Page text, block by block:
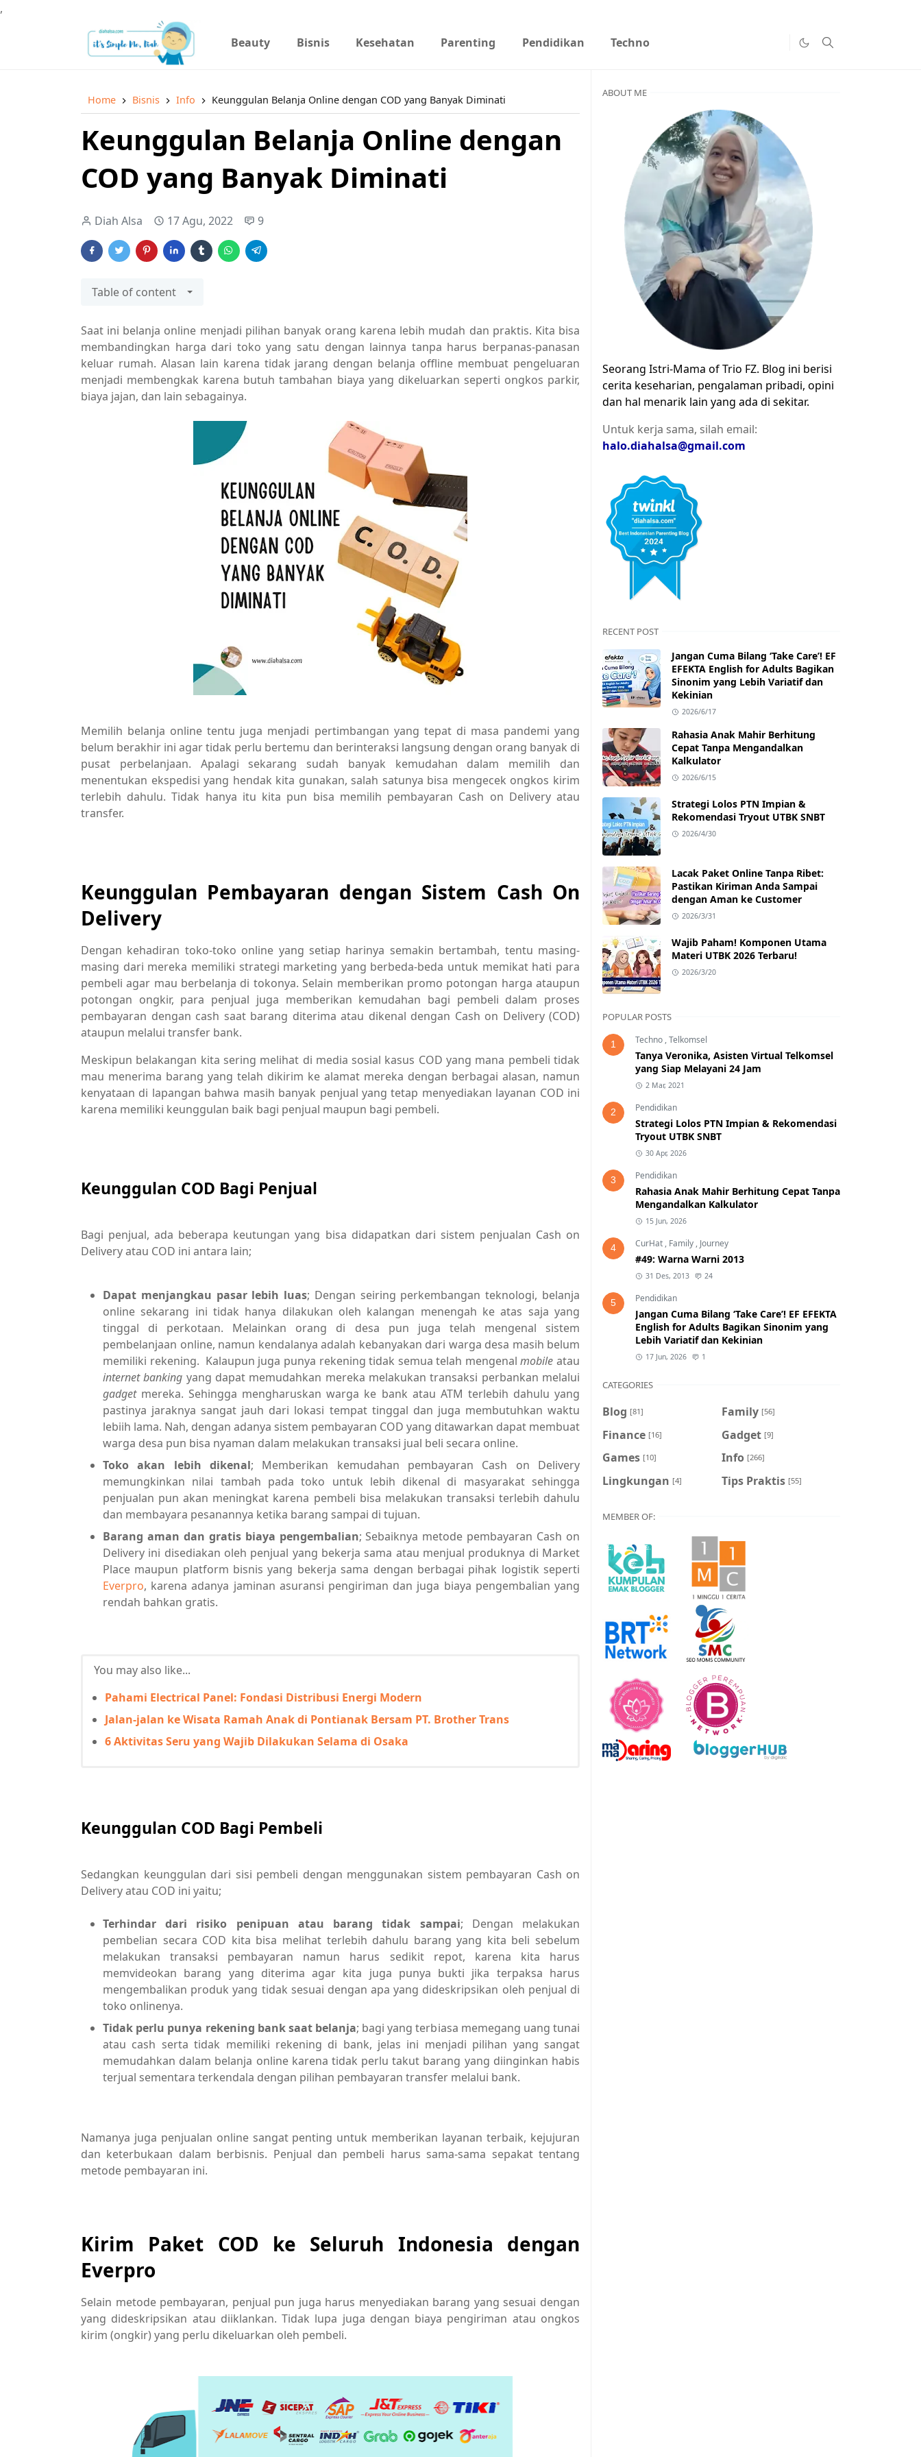
,
Beauty Bisnis Kesehatan Parenting Pendidikan Techno
Home Bisnis Info Keunggulan Belanja Online dengan COD yang Banyak Diminati
Keunggulan Belanja Online dengan
COD yang Banyak Diminati
Diah Alsa 17 Agu, 2022 9
Table of content
Saat ini belanja online menjadi pilihan banyak orang karena lebih mudah dan praktis. Kita bisa
membandingkan harga dari toko yang satu dengan lainnya tanpa harus berpanas-panasan
keluar rumah. Alasan lain karena tidak jarang dengan belanja offline membuat pengeluaran
menjadi membengkak karena butuh tambahan biaya yang dikeluarkan seperti ongkos parkir,
biaya jajan, dan lain sebagainya.
Memilih belanja online tentu juga menjadi pertimbangan yang tepat di masa pandemi yang
belum berakhir ini agar tidak perlu bertemu dan berinteraksi langsung dengan orang banyak di
pusat perbelanjaan. Apalagi sekarang sudah banyak kemudahan dalam memilih dan
menentukan ekspedisi yang hendak kita gunakan, salah satunya bisa mengecek ongkos kirim
terlebih dahulu. Tidak hanya itu kita pun bisa memilih pembayaran Cash on Delivery atau
transfer.
Keunggulan Pembayaran dengan Sistem Cash On
Delivery
Dengan kehadiran toko-toko online yang setiap harinya semakin bertambah, tentu masing-
masing dari mereka memiliki strategi marketing yang berbeda-beda untuk memikat hati para
pembeli agar mau berbelanja di tokonya. Selain memberikan promo potongan harga ataupun
potongan ongkir, para penjual juga memberikan kemudahan bagi pembeli dalam proses
pembayaran dengan cash saat barang diterima atau dikenal dengan Cash on Delivery (COD)
ataupun melalui transfer bank.
Meskipun belakangan kita sering melihat di media sosial kasus COD yang mana pembeli tidak
mau menerima barang yang telah dikirim ke alamat mereka dengan berbagai alasan, namun
kenyataan di lapangan bahwa masih banyak penjual yang tetap menyediakan layanan COD ini
karena memiliki keunggulan baik bagi penjual maupun bagi pembeli.
Keunggulan COD Bagi Penjual
Bagi penjual, ada beberapa keutungan yang bisa didapatkan dari sistem penjualan Cash on
Delivery atau COD ini antara lain;
Dapat menjangkau pasar lebih luas; Dengan seiring perkembangan teknologi, belanja
online sekarang ini tidak hanya dilakukan oleh kalangan menengah ke atas saja yang
tinggal di perkotaan. Melainkan orang di desa pun juga telah mengenal sistem
pembelanjaan online, namun kendalanya adalah kebanyakan dari warga desa masih belum
memiliki rekening. Kalaupun juga punya rekening tidak semua telah mengenalmobileatau
internet banking yang dapat memudahkan mereka melakukan transaksi perbankan melalui
gadgetmereka. Sehingga mengharuskan warga ke bank atau ATM terlebih dahulu yang
pastinya jaraknya sangat jauh dari lokasi tempat tinggal dan juga membutuhkan waktu
lebiih lama. Nah, dengan adanya sistem pembayaran COD yang ditawarkan dapat membuat
warga desa pun bisa nyaman dalam melakukan transaksi jual beli secara online.
Toko akan lebih dikenal; Memberikan kemudahan pembayaran Cash on Delivery
memungkinkan nilai tambah pada toko untuk lebih dikenal di masyarakat sehingga
penjualan pun akan meningkat karena pembeli bisa melakukan transaksi terlebih dahulu
dan membayara pesanannya ketika barang sampai di tujuan.
Barang aman dan gratis biaya pengembalian; Sebaiknya metode pembayaran Cash on
Delivery ini disediakan oleh penjual yang bekerja sama atau menjual produknya di Market
Place maupun platform bisnis yang bekerja sama dengan berbagai pihak logistik seperti
Everpro, karena adanya jaminan asuransi pengiriman dan juga biaya pengembalian yang
rendah bahkan gratis.
You may also like...
Pahami Electrical Panel: Fondasi Distribusi Energi Modern
Jalan-jalan ke Wisata Ramah Anak di Pontianak Bersam PT. Brother Trans
6 Aktivitas Seru yang Wajib Dilakukan Selama di Osaka
Keunggulan COD Bagi Pembeli
Sedangkan keunggulan dari sisi pembeli dengan menggunakan sistem pembayaran Cash on
Delivery atau COD ini yaitu;
Terhindar dari risiko penipuan atau barang tidak sampai; Dengan melakukan
pembelian secara COD kita bisa melihat terlebih dahulu barang yang kita beli sebelum
melakukan transaksi pembayaran namun harus sedikit repot, karena kita harus
memvideokan barang yang diterima agar kita juga punya bukti jika terpaksa harus
mengembalikan produk yang tidak sesuai dengan apa yang dideskripsikan oleh penjual di
toko onlinenya.
Tidak perlu punya rekening bank saat belanja; bagi yang terbiasa memegang uang tunai
atau cash serta tidak memiliki rekening di bank, jelas ini menjadi pilihan yang sangat
memudahkan dalam belanja online karena tidak perlu takut barang yang diinginkan habis
terjual sementara terkendala dengan pilihan pembayaran transfer melalui bank.
Namanya juga penjualan online sangat penting untuk memberikan layanan terbaik, kejujuran
dan keterbukaan dalam berbisnis. Penjual dan pembeli harus sama-sama sepakat tentang
metode pembayaran ini.
Kirim Paket COD ke Seluruh Indonesia dengan
Everpro
Selain metode pembayaran, penjual pun juga harus menyediakan barang yang sesuai dengan
yang dideskripsikan atau diiklankan. Tidak lupa juga dengan biaya pengiriman atau ongkos
kirim (ongkir) yang perlu dikeluarkan oleh pembeli.
ABOUT ME
Seorang Istri-Mama of Trio FZ. Blog ini berisi
cerita keseharian, pengalaman pribadi, opini
dan hal menarik lain yang ada di sekitar.
Untuk kerja sama, silah email:
halo.diahalsa@gmail.com
RECENT POST
Jangan Cuma Bilang ‘Take Care’! EF
EFEKTA English for Adults Bagikan
Sinonim yang Lebih Variatif dan
Kekinian
2026/6/17
Rahasia Anak Mahir Berhitung
Cepat Tanpa Mengandalkan
Kalkulator
2026/6/15
Strategi Lolos PTN Impian &
Rekomendasi Tryout UTBK SNBT
2026/4/30
Lacak Paket Online Tanpa Ribet:
Pastikan Kiriman Anda Sampai
dengan Aman ke Customer
2026/3/31
Wajib Paham! Komponen Utama
Materi UTBK 2026 Terbaru!
2026/3/20
POPULAR POSTS
1 Techno ,Telkomsel
Tanya Veronika, Asisten Virtual Telkomsel
yang Siap Melayani 24 Jam
2 Mar, 2021
2 Pendidikan
Strategi Lolos PTN Impian & Rekomendasi
Tryout UTBK SNBT
30 Apr, 2026
3 Pendidikan
Rahasia Anak Mahir Berhitung Cepat Tanpa
Mengandalkan Kalkulator
15 Jun, 2026
4 CurHat , Family , Journey
#49: Warna Warni 2013
31 Des, 2013 24
5 Pendidikan
Jangan Cuma Bilang ‘Take Care’! EF EFEKTA
English for Adults Bagikan Sinonim yang
Lebih Variatif dan Kekinian
17 Jun, 2026 1
CATEGORIES
Blog [81] Family [56]
Finance [16] Gadget [9]
Games [10] Info [266]
Lingkungan [4] Tips Praktis [55]
MEMBER OF: